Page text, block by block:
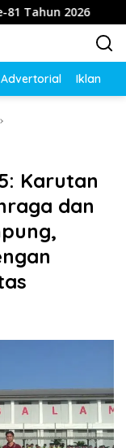
2026
Advertorial Iklan
Karutan
dan